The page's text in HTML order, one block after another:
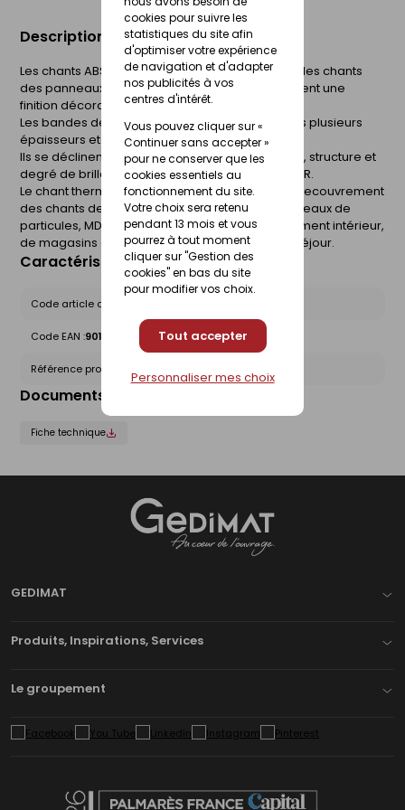
cookies pour suivre les
statistiques du site afin
d'optimiser votre expérience
de navigation et d'adapter
nos publicités à vos
centres d'intérêt.
Vous pouvez cliquer sur «
Continuer sans accepter »
pour ne conserver que les
cookies essentiels au
fonctionnement du site.
Votre choix sera retenu
pendant 13 mois et vous
pourrez à tout moment
cliquer sur "Gestion des
cookies" en bas du site
pour modifier vos choix.
Tout accepter
Personnaliser mes choix
Description du produit
Les chants ABS s'utilisent pour le recouvrement des chants
des panneaux à base de bois revêtus et apportent une
finition décorative coordonnée.
Les bandes de chants ABS sont disponibles dans plusieurs
épaisseurs et largeurs.
Ils se déclinent dans le même coordonné décor, structure et
degré de brillance des produits décoratifs EGGER.
Le chant thermoplastique ABS est utilisé pour le recouvrement
des chants des panneaux à base de bois (panneaux de
particules, MDF, panneaux alvéolaires). Agencement intérieur,
de magasins et stands, bureau et meubles de séjour.
Caractéristiques du produit
Code article chez le fournisseur :
Code EAN :9010771128057
Référence produit nationale Gedimat :
Documents liés
Fiche technique
GEDIMAT
Produits, Inspirations, Services
Le groupement